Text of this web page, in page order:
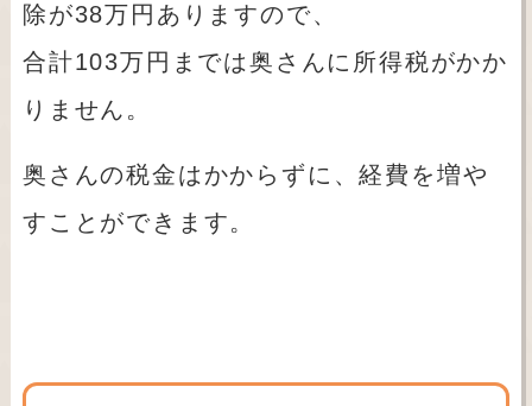
除が38万円ありますので、
合計103万円までは奥さんに所得税がかか
りません。
奥さんの税金はかからずに、経費を増や
すことができます。